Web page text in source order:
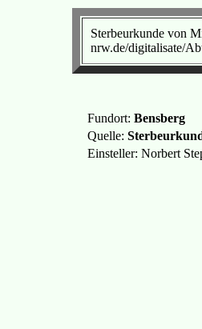
Sterbeurkunde von
nrw.de/digitalisate/
Fundort: Bensberg
Quelle:
Einsteller: Norbert